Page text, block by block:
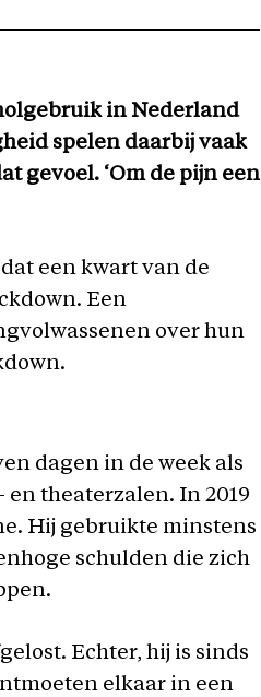
in Nederland
spelen daarbij vaak
gevoel. ‘Om de pijn een
een kwart van de
Een
over hun
dagen in de week als
theaterzalen. In 2019
Hij gebruikte minstens
schulden die zich
Echter, hij is sinds
elkaar in een